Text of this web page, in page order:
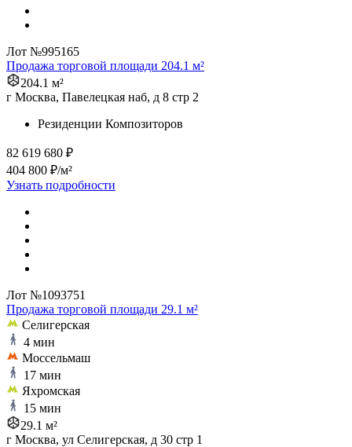
Лот №995165
Продажа торговой площади 204.1 м²
204.1 м²
г Москва, Павелецкая наб, д 8 стр 2
Резиденции Композиторов
82 619 680 ₽
404 800 ₽/м²
Узнать подробности
Лот №1093751
Продажа торговой площади 29.1 м²
Селигерская
4 мин
Моссельмаш
17 мин
Яхромская
15 мин
29.1 м²
г Москва, ул Селигерская, д 30 стр 1